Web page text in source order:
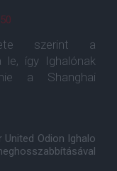
szerint a
le, így Ighalónak
a Shanghai
Odion Ighalo